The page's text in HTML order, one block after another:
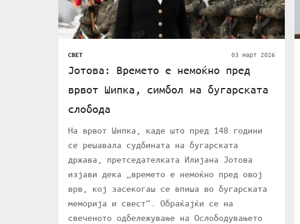
СВЕТ 03 март 2026
Јотова: Времето е немоќно пред
врвот Шипка, симбол на бугарската
слобода
На врвот Шипка, каде што пред 148 години
се решавала судбината на бугарската
држава, претседателката Илијана Јотова
изјави дека „времето е немоќно пред овој
врв, кој засекогаш се впиша во бугарската
меморија и свест“. Обраќајќи се на
свеченото одбележување на Ослободувањето